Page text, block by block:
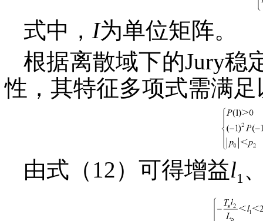
式中， I为单位矩阵。
根据离散域下的Jury稳
性，其特征多项式需满
由式（12）可得增益l1